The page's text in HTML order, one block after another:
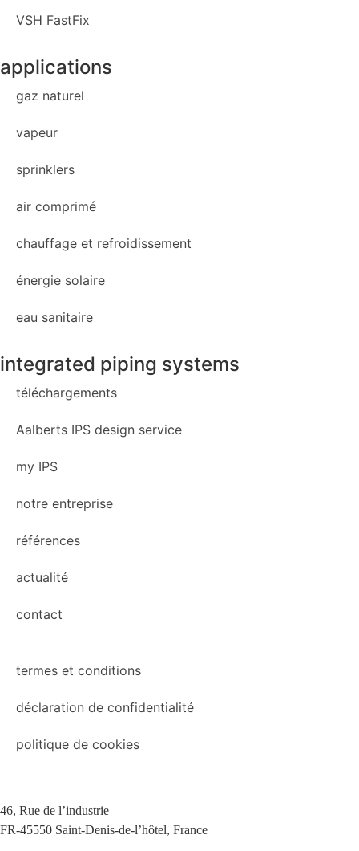
VSH FastFix
applications
gaz naturel
vapeur
sprinklers
air comprimé
chauffage et refroidissement
énergie solaire
eau sanitaire
integrated piping systems
téléchargements
Aalberts IPS design service
my IPS
notre entreprise
références
actualité
contact
termes et conditions
déclaration de confidentialité
politique de cookies
46, Rue de l’industrie
FR-45550 Saint-Denis-de-l’hôtel, France